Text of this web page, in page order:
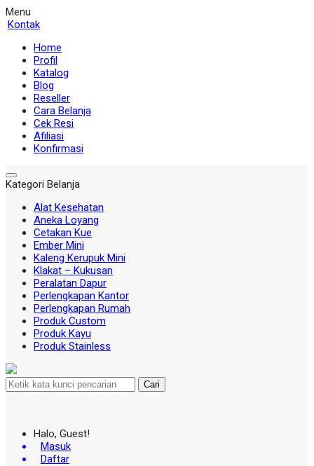
Menu
Kontak
Home
Profil
Katalog
Blog
Reseller
Cara Belanja
Cek Resi
Afiliasi
Konfirmasi
Kategori Belanja
Alat Kesehatan
Aneka Loyang
Cetakan Kue
Ember Mini
Kaleng Kerupuk Mini
Klakat – Kukusan
Peralatan Dapur
Perlengkapan Kantor
Perlengkapan Rumah
Produk Custom
Produk Kayu
Produk Stainless
Cari
Halo, Guest!
Masuk
Daftar